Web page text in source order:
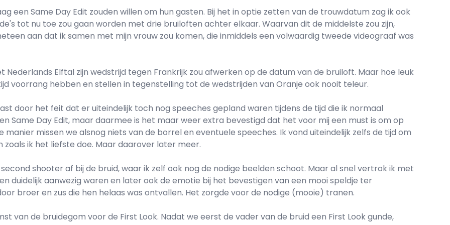
een Same Day Edit zouden willen om hun gasten. Bij het in optie zetten van de trouwdatum zag ik ook
tot nu toe zou gaan worden met drie bruiloften achter elkaar. Waarvan dit de middelste zou zijn,
aan dat ik samen met mijn vrouw zou komen, die inmiddels een volwaardig tweede videograaf was
Nederlands Elftal zijn wedstrijd tegen Frankrijk zou afwerken op de datum van de bruiloft. Maar hoe leuk
voorrang hebben en stellen in tegenstelling tot de wedstrijden van Oranje ook nooit teleur.
door het feit dat er uiteindelijk toch nog speeches gepland waren tijdens de tijd die ik normaal
Same Day Edit, maar daarmee is het maar weer extra bevestigd dat het voor mij een must is om op
missen we alsnog niets van de borrel en eventuele speeches. Ik vond uiteindelijk zelfs de tijd om
ik het liefste doe. Maar daarover later meer.
shooter af bij de bruid, waar ik zelf ook nog de nodige beelden schoot. Maar al snel vertrok ik met
duidelijk aanwezig waren en later ook de emotie bij het bevestigen van een mooi speldje ter
broer en zus die hen helaas was ontvallen. Het zorgde voor de nodige (mooie) tranen.
van de bruidegom voor de First Look. Nadat we eerst de vader van de bruid een First Look gunde,